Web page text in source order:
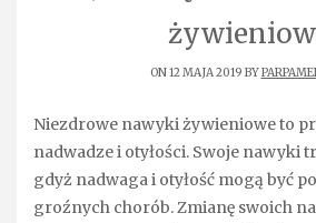
ON 12 MAJA 2019 BY
Niezdrowe nawyki żywieniowe to prosta droga ku
nadwadze i otyłości. Swoje nawyki
gdyż nadwaga i otyłość mogą być
groźnych chorób. Zmianę swoich